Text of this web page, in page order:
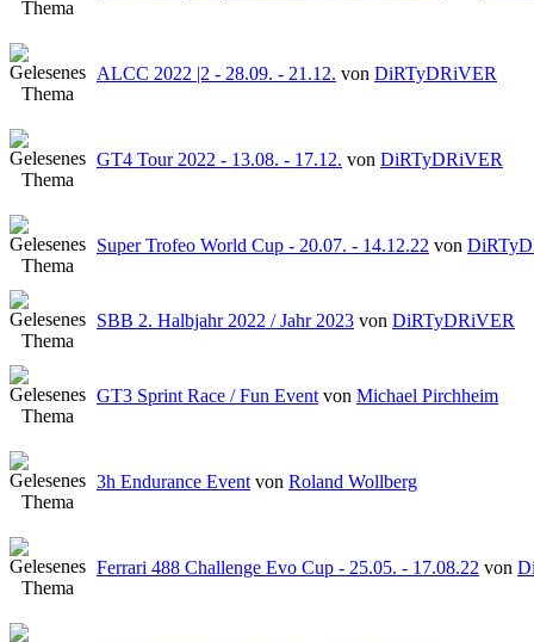
ALCC 2022 |2 - 28.09. - 21.12. von DiRTyDRiVER
GT4 Tour 2022 - 13.08. - 17.12. von DiRTyDRiVER
Super Trofeo World Cup - 20.07. - 14.12.22 von
SBB 2. Halbjahr 2022 / Jahr 2023 von DiRTyDRiVER
GT3 Sprint Race / Fun Event von Michael Pirchheim
3h Endurance Event von Roland Wollberg
Ferrari 488 Challenge Evo Cup - 25.05. - 17.08.22 von